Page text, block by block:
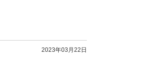
2023年03月22日